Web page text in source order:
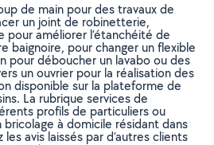
de main pour des travaux de
un joint de robinetterie,
améliorer l’étanchéité de
baignoire, pour changer un flexible
pour déboucher un lavabo ou des
un ouvrier pour la réalisation des
disponible sur la plateforme de
La rubrique services de
profils de particuliers ou
bricolage à domicile résidant dans
avis laissés par d’autres clients